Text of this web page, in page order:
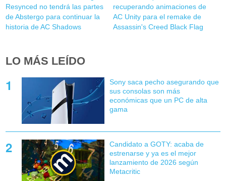
Resynced no tendrá las partes
de Abstergo para continuar la
historia de AC Shadows
recuperando animaciones de
AC Unity para el remake de
Assassin's Creed Black Flag
LO MÁS LEÍDO
Sony saca pecho asegurando que
sus consolas son más
económicas que un PC de alta
gama
Candidato a GOTY: acaba de
estrenarse y ya es el mejor
lanzamiento de 2026 según
Metacritic